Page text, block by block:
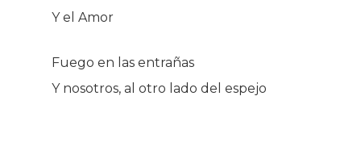
Y el Amor
Fuego en las entrañas
Y nosotros, al otro lado del espejo